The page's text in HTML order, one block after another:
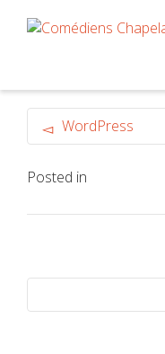
WordPress
Posted in